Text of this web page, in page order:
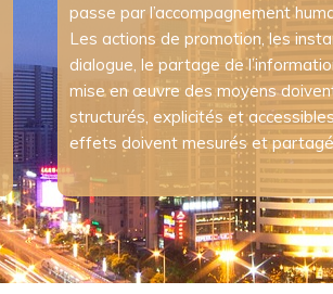
passe par l’accompagnement
Les actions de promotion, les
dialogue, le partage de
mise en œuvre des moyens
structurés, explicités et
effets doivent mesurés et